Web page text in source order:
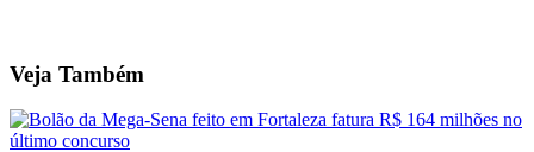
Veja Também